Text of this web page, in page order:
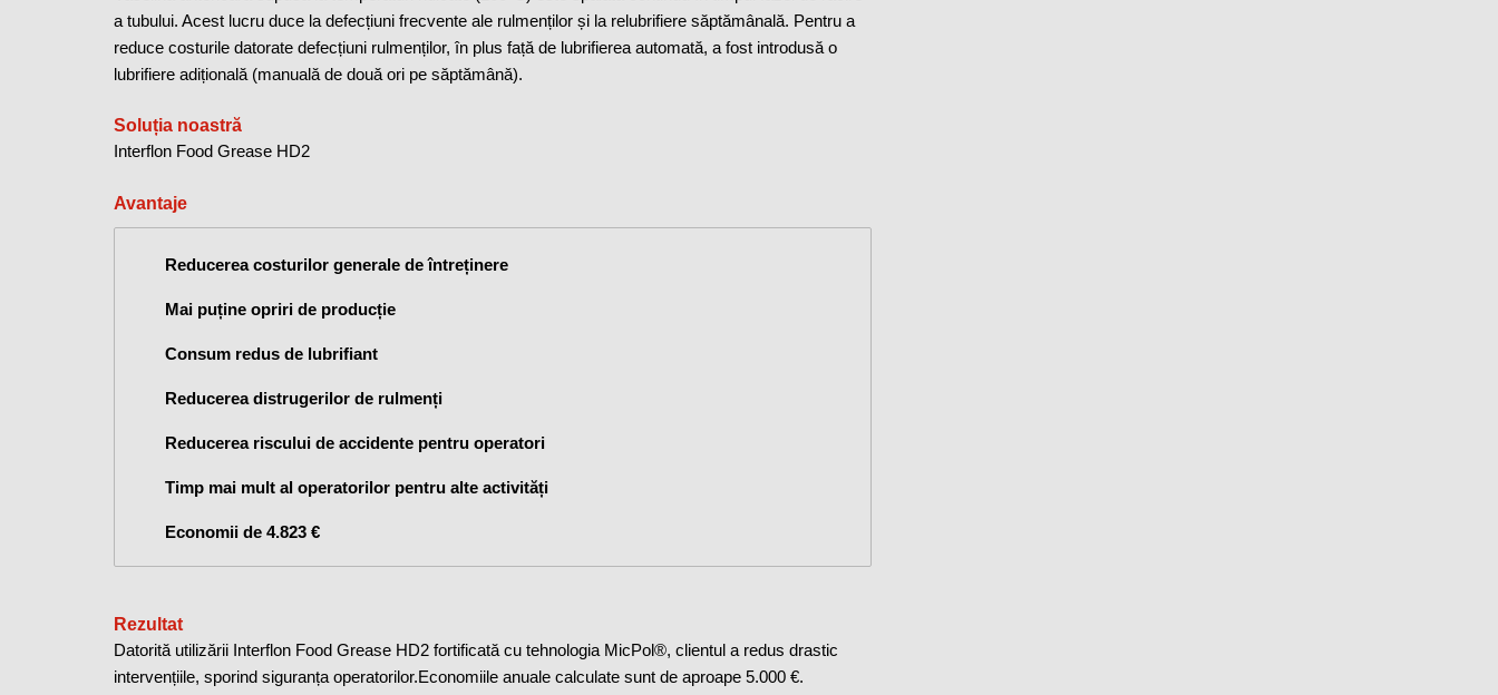
a tubului. Acest lucru duce la defecțiuni frecvente ale rulmenților și la relubrifiere săptămânală. Pentru a
reduce costurile datorate defecțiuni rulmenților, în plus față de lubrifierea automată, a fost introdusă o
lubrifiere adițională (manuală de două ori pe săptămână).
Soluția noastră
Interflon Food Grease HD2
Avantaje
Reducerea costurilor generale de întreținere
Mai puține opriri de producție
Consum redus de lubrifiant
Reducerea distrugerilor de rulmenți
Reducerea riscului de accidente pentru operatori
Timp mai mult al operatorilor pentru alte activități
Economii de 4.823 €
Rezultat
Datorită utilizării Interflon Food Grease HD2 fortificată cu tehnologia MicPol®, clientul a redus drastic
intervențiile, sporind siguranța operatorilor.Economiile anuale calculate sunt de aproape 5.000 €.